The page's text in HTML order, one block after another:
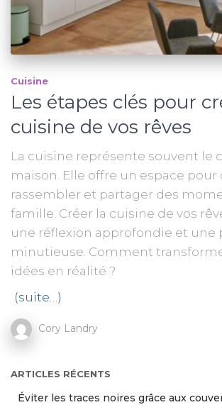
Cuisine
Les étapes clés pour
cuisine de vos rêves
La cuisine représente souvent le
maison. Elle offre un espace pour
rassembler et partager des
famille. Créer la cuisine de vos
une réflexion approfondie et une
minutieuse. Comment
idées en réalité ?
(suite…)
Cory Landry
ARTICLES RÉCENTS
Éviter les traces noires grâce aux